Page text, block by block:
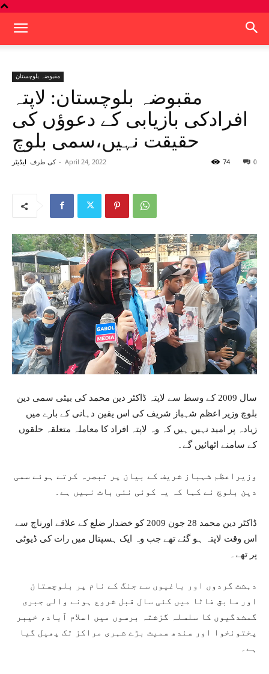
مقبوضہ بلوچستان
مقبوضہ بلوچستان: لاپتہ
افرادکی بازیابی کے دعوؤں کی
حقیقت نہیں،سمی بلوچ
کی طرف ایڈیٹر - April 24, 2022 0
74
سال 2009 کے وسط سے لاپتہ ڈاکٹر دین محمد کی بیٹی سمی دین
بلوچ وزیر اعظم شہباز شریف کی اس یقین دہانی کے بارے میں
زیادہ پر امید نہیں ہیں کہ وہ لاپتہ افراد کا معاملہ متعلقہ حلقوں
کے سامنے اٹھائیں گے۔
وزیراعظم شہباز شریف کے بیان پر تبصرہ کرتے ہوئے سمی
دین بلوچ نے کہا کہ یہ کوئی نئی بات نہیں ہے۔
ڈاکٹر دین محمد 28 جون 2009 کو خضدار ضلع کے علاقے اورناچ سے
اس وقت لاپتہ ہو گئے تھے جب وہ ایک ہسپتال میں رات کی ڈیوٹی
پر تھے۔
دہشت گردوں اور باغیوں سے جنگ کے نام پر بلوچستان
اور سابق فاٹا میں کئی سال قبل شروع ہونے والی جبری
گمشدگیوں کا سلسلہ گزشتہ برسوں میں اسلام آباد، خیبر
پختونخوا اور سندھ سمیت بڑے شہری مراکز تک پھیل گیا
ہے۔